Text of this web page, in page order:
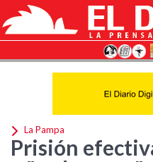
La Pampa
Prisión